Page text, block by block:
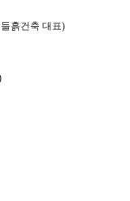
흙건축 대표)